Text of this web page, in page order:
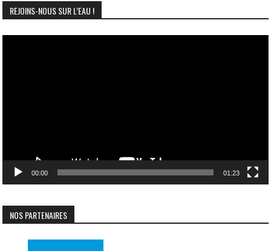
REJOINS-NOUS SUR L’EAU !
00:00 01:23
NOS PARTENAIRES